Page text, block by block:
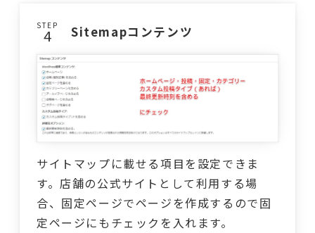
STEP Sitemapコンテンツ
サイトマップに載せる項目を設定できま
す。店舗の公式サイトとして利用する場
合、固定ページでページを作成するので固
定ページにもチェックを入れます。